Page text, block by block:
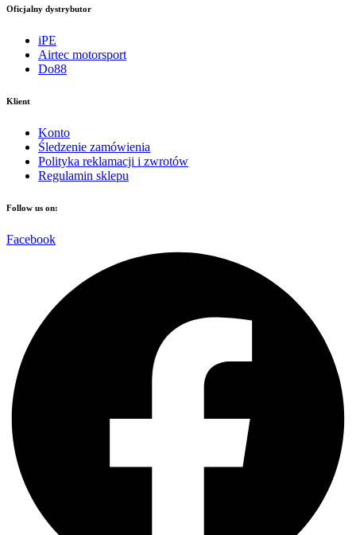
Oficjalny dystrybutor
iPE
Airtec motorsport
Do88
Klient
Konto
Śledzenie zamówienia
Polityka reklamacji i zwrotów
Regulamin sklepu
Follow us on:
Facebook